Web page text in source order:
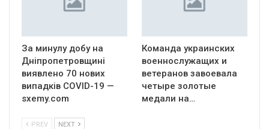
За минулу добу на
Дніпропетровщині
виявлено 70 нових
випадків COVID-19 —
sxemy.com
Команда украинских
военнослужащих и
ветеранов завоевала
четыре золотые
медали на…
PREV NEXT